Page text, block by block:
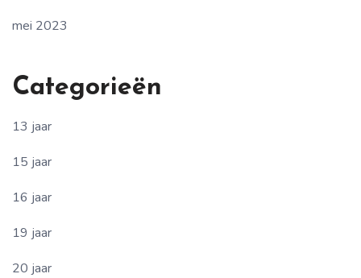
mei 2023
Categorieën
13 jaar
15 jaar
16 jaar
19 jaar
20 jaar